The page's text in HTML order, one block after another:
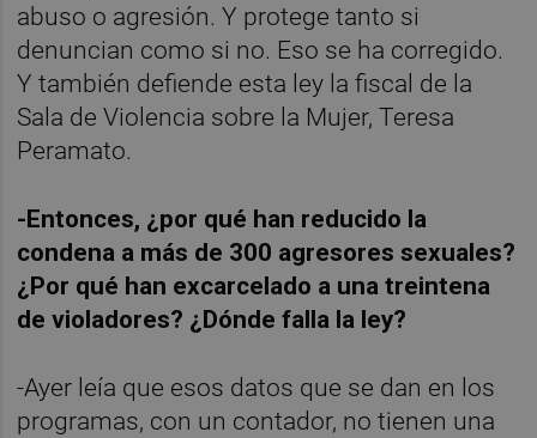
abuso o agresión. Y protege tanto si
denuncian como si no. Eso se ha corregido.
Y también defiende esta ley la fiscal de la
Sala de Violencia sobre la Mujer, Teresa
Peramato.
-Entonces, ¿por qué han reducido la
condena a más de 300 agresores sexuales?
¿Por qué han excarcelado a una treintena
de violadores? ¿Dónde falla la ley?
-Ayer leía que esos datos que se dan en los
programas, con un contador, no tienen una